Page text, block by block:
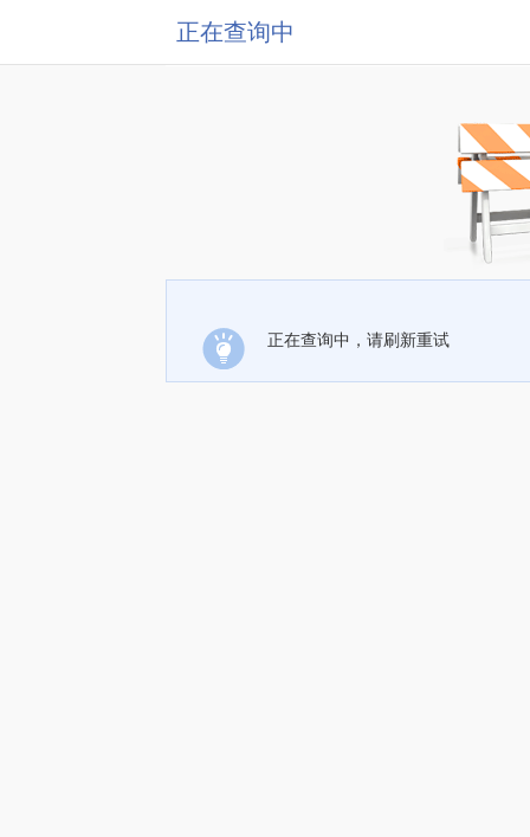
正在查询中
正在查询中，请刷新重试